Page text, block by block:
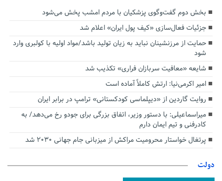
بخش دوم گفت‌وگوی پزشکیان با مردم امشب پخش می‌شود
جزئیات فعال‌سازی «کیف پول ایران» اعلام شد
حمایت از مرزنشینان نباید به زیان تولید باشد/مواد اولیه با کولبری وارد
شود
شایعه «معافیت سربازان فراری» تکذیب شد
امیر اکرمی‌نیا: ارتش کاملاً آماده است
روایت گاردین از «دیپلماسی کودکستانی» ترامپ در برابر ایران
میراسماعیلی: با دستور وزیر، اتفاق بزرگی برای جودو رخ می‌دهد/ به
کادرفنی و تیم ایمان دارم
پرتغال خواستار محرومیت مراکش از میزبانی جام جهانی ۲۰۳۰ شد
دولت